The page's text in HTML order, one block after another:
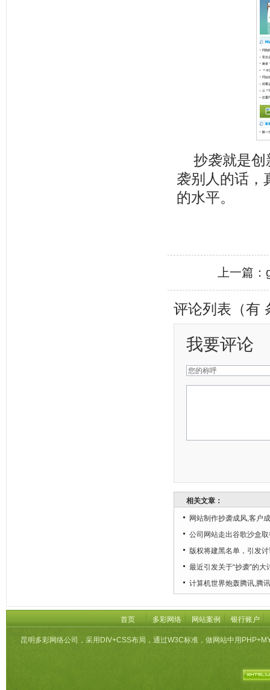
抄袭就是
袭别人的话，
的水平。
上一篇：
评论列表（有
我要评论
相关文章：
网站制作抄袭成风,客户
公司网站走出谷歌沙盒
版权将建黑名单，引发
最近引发关于“抄袭”的大
计算机世界炮轰腾讯,腾
首页 多彩网络 网站案例 银行账户
昆明多彩网络公司，采用DIV+CSS布局，通过W3C标准，做网站中用